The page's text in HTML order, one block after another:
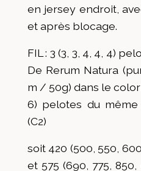
en jersey endroit,
et après blocage.
FIL : 3 (3, 3, 4, 4, 4)
De Rerum Natura
m / 50g) dans le
6) pelotes du
(C2)
soit 420 (500, 550,
et 575 (690, 775,